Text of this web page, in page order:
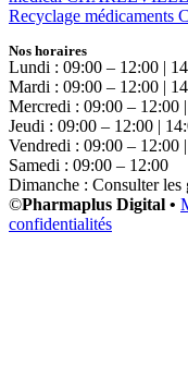
Recyclage
Nos horaires
Lundi : 09:00 – 12:00 |
Mardi : 09:00 – 12:00 |
Mercredi : 09:00 – 12:00
Jeudi : 09:00 – 12:00 |
Vendredi : 09:00 – 12:00
Samedi : 09:00 – 12:00
Dimanche : Consulter les
©Pharmaplus Digital •
confidentialités